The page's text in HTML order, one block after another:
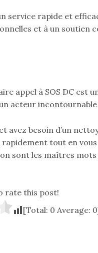
service rapide et
et à un soutien
appel à SOS DC est
acteur
avez besoin d’un
tout en
sont les maîtres
rate this post!
[Total: 0 Average: 0